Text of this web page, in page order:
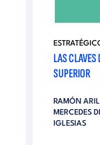
LAS
SUPERIOR
RAMÓN
MERCEDES
IGLESIAS